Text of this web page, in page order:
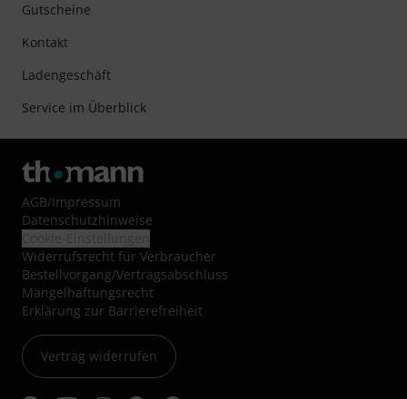
Gutscheine
Kontakt
Ladengeschäft
Service im Überblick
AGB/Impressum
Datenschutzhinweise
Widerrufsrecht für Verbraucher
Bestellvorgang/Vertragsabschluss
Mängelhaftungsrecht
Erklärung zur Barrierefreiheit
Vertrag widerrufen